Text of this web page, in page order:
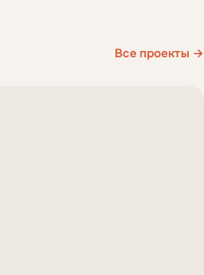
Все проекты →